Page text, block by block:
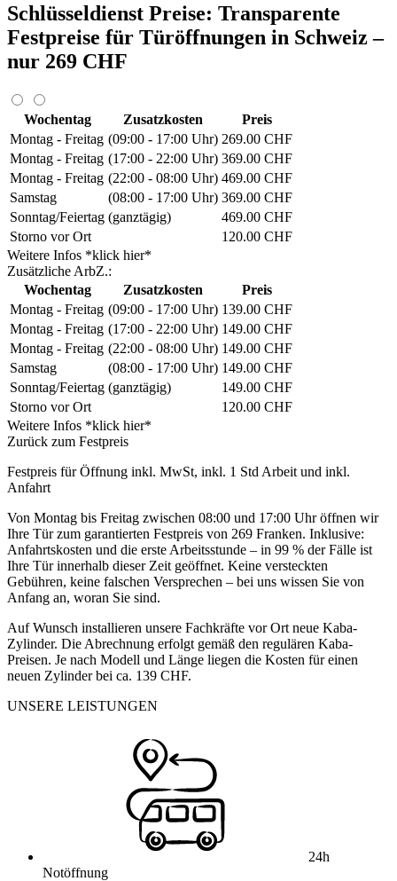
Schlüsseldienst Preise: Transparente
Festpreise für Türöffnungen in Schweiz –
nur 269 CHF
Wochentag Zusatzkosten
Preis
Montag - Freitag (09:00 - 17:00 Uhr) 269.00 CHF
Montag - Freitag (17:00 - 22:00 Uhr) 369.00 CHF
Montag - Freitag (22:00 - 08:00 Uhr) 469.00 CHF
Samstag
(08:00 - 17:00 Uhr) 369.00 CHF
Sonntag/Feiertag (ganztägig)
469.00 CHF
Storno vor Ort
120.00 CHF
Weitere Infos *klick hier*
Zusätzliche ArbZ.:
Wochentag
Zusatzkosten
Preis
Montag - Freitag (09:00 - 17:00 Uhr) 139.00 CHF
Montag - Freitag (17:00 - 22:00 Uhr) 149.00 CHF
Montag - Freitag (22:00 - 08:00 Uhr) 149.00 CHF
Samstag
(08:00 - 17:00 Uhr) 149.00 CHF
Sonntag/Feiertag (ganztägig)
149.00 CHF
Storno vor Ort
120.00 CHF
Weitere Infos *klick hier*
Zurück zum Festpreis
Festpreis für Öffnung inkl. MwSt, inkl. 1 Std Arbeit und inkl.
Anfahrt
Von Montag bis Freitag zwischen 08:00 und 17:00 Uhr öffnen wir
Ihre Tür zum garantierten Festpreis von 269 Franken. Inklusive:
Anfahrtskosten und die erste Arbeitsstunde – in 99 % der Fälle ist
Ihre Tür innerhalb dieser Zeit geöffnet. Keine versteckten
Gebühren, keine falschen Versprechen – bei uns wissen Sie von
Anfang an, woran Sie sind.
Auf Wunsch installieren unsere Fachkräfte vor Ort neue Kaba-
Zylinder. Die Abrechnung erfolgt gemäß den regulären Kaba-
Preisen. Je nach Modell und Länge liegen die Kosten für einen
neuen Zylinder bei ca. 139 CHF.
UNSERE LEISTUNGEN
24h
Notöffnung